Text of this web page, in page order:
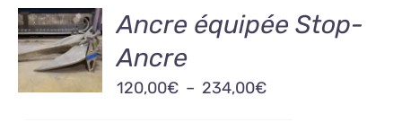
CHOIX
DES
OPTIONS
CE
PRODUIT
/
DÉTAILS
Ancre équipée Stop-
Ancre
120,00€ – 234,00€Plage